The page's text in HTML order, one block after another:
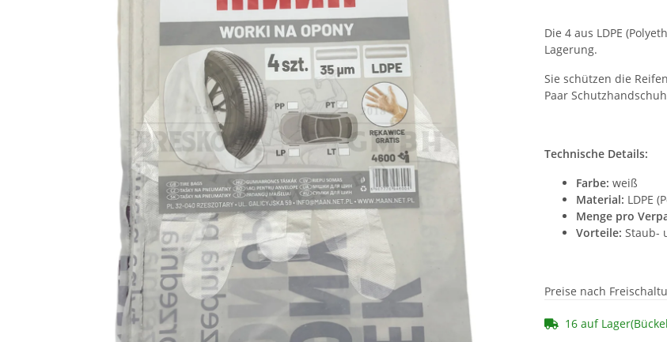
Die 4 aus LDPE
Lagerung.
Sie schützen die
Paar
Technische Details:
Farbe: weiß
Material: LDPE
Menge pro
Vorteile: Staub-
Preise nach
16 auf